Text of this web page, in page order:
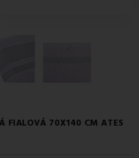
FIALOVÁ 70X140 CM ATES